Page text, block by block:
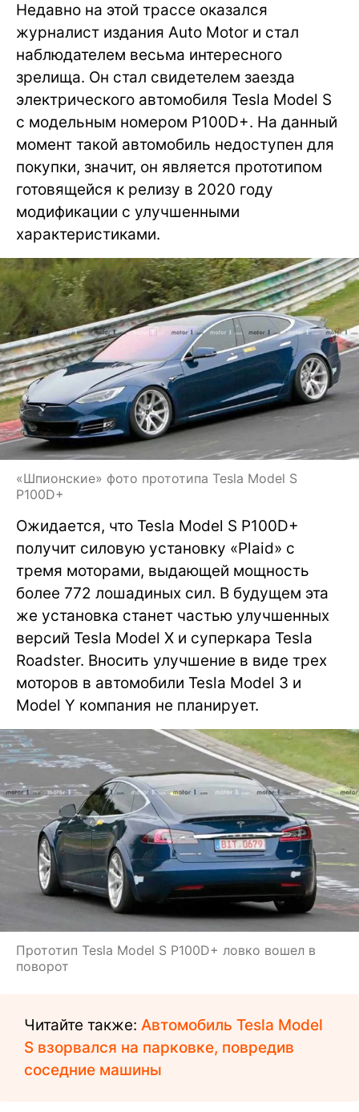
Недавно на этой трассе оказался
журналист издания Auto Motor и стал
наблюдателем весьма интересного
зрелища. Он стал свидетелем заезда
электрического автомобиля Tesla Model S
с модельным номером P100D+. На данный
момент такой автомобиль недоступен для
покупки, значит, он является прототипом
готовящейся к релизу в 2020 году
модификации с улучшенными
характеристиками.
«Шпионские» фото прототипа Tesla Model S
P100D+
Ожидается, что Tesla Model S P100D+
получит силовую установку «Plaid» с
тремя моторами, выдающей мощность
более 772 лошадиных сил. В будущем эта
же установка станет частью улучшенных
версий Tesla Model X и суперкара Tesla
Roadster. Вносить улучшение в виде трех
моторов в автомобили Tesla Model 3 и
Model Y компания не планирует.
Прототип Tesla Model S P100D+ ловко вошел в
поворот
Читайте также: Автомобиль Tesla Model
S взорвался на парковке, повредив
соседние машины